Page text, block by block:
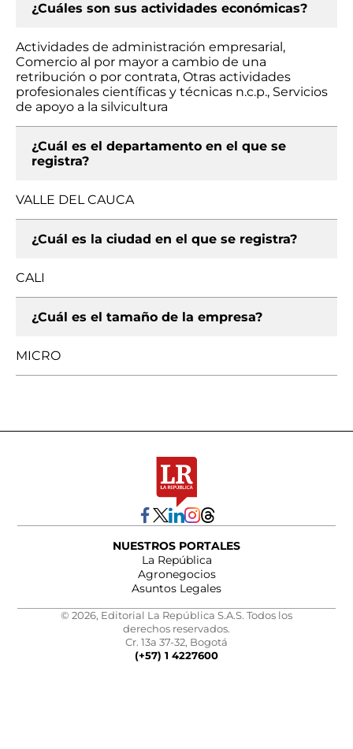
¿Cuáles son sus actividades económicas?
Actividades de administración empresarial,
Comercio al por mayor a cambio de una
retribución o por contrata, Otras actividades
profesionales científicas y técnicas n.c.p., Servicios
de apoyo a la silvicultura
¿Cuál es el departamento en el que se
registra?
VALLE DEL CAUCA
¿Cuál es la ciudad en el que se registra?
CALI
¿Cuál es el tamaño de la empresa?
MICRO
NUESTROS PORTALES
La República
Agronegocios
Asuntos Legales
© 2026, Editorial La República S.A.S. Todos los
derechos reservados.
Cr. 13a 37-32, Bogotá
(+57) 1 4227600